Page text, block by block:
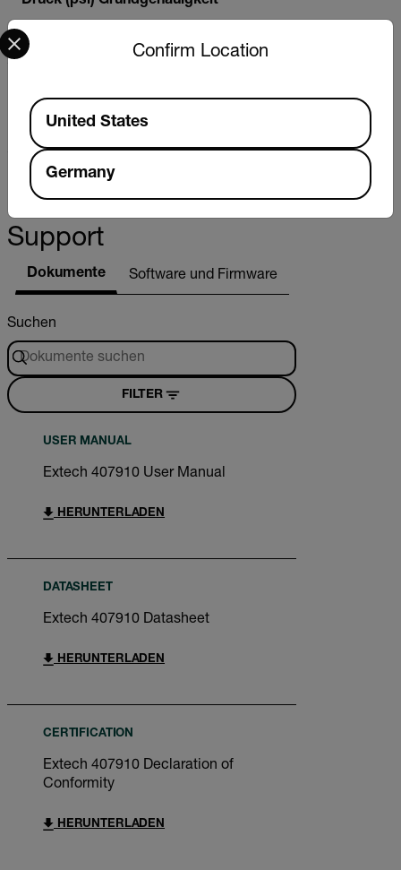
±1 % des vollen Messbereichs
0,02 psi
Ressourcen und
Support
Dokumente Software und Firmware
Suchen
FILTER
USER MANUAL
Extech 407910 User Manual
HERUNTERLADEN
DATASHEET
Extech 407910 Datasheet
HERUNTERLADEN
CERTIFICATION
Extech 407910 Declaration of
Conformity
HERUNTERLADEN
Confirm Location
Select your preferred country and language from the
Available Locations
United States
Germany